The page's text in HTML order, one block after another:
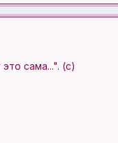
сама...". (с)